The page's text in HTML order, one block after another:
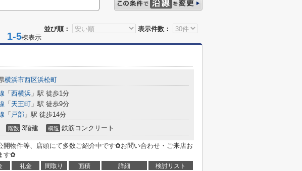
並び順：
表示件数：
1-5棟表示
横浜市西区浜松町
「 西横浜 」駅 徒歩1分
「 天王町 」駅 徒歩9分
「 戸部 」駅 徒歩14分
階数 3階建 構造 鉄筋コンクリート
開物件等、店頭にて多数ご紹介中です✿お問い合わせ・ご来店お
す✿
礼金 間取り 面積 詳細
検討リスト